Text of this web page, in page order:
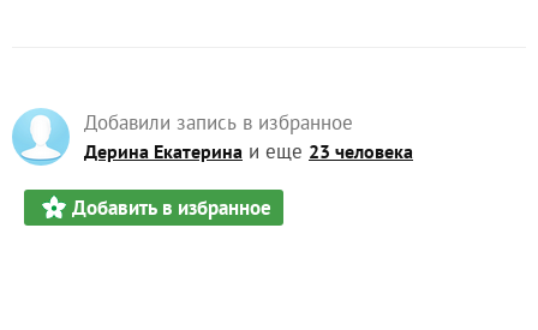
Добавили запись в избранное
Дерина Екатерина и еще 23 человека
Добавить в избранное